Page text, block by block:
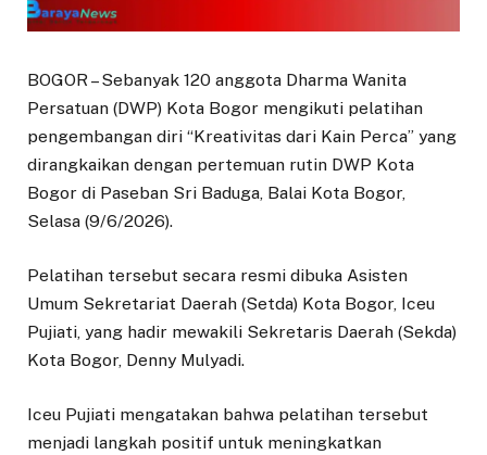
BOGOR – Sebanyak 120 anggota Dharma Wanita
Persatuan (DWP) Kota Bogor mengikuti pelatihan
pengembangan diri “Kreativitas dari Kain Perca” yang
dirangkaikan dengan pertemuan rutin DWP Kota
Bogor di Paseban Sri Baduga, Balai Kota Bogor,
Selasa (9/6/2026).
Pelatihan tersebut secara resmi dibuka Asisten
Umum Sekretariat Daerah (Setda) Kota Bogor, Iceu
Pujiati, yang hadir mewakili Sekretaris Daerah (Sekda)
Kota Bogor, Denny Mulyadi.
Iceu Pujiati mengatakan bahwa pelatihan tersebut
menjadi langkah positif untuk meningkatkan